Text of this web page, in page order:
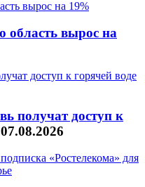
область вырос на
получат доступ к
07.08.2026